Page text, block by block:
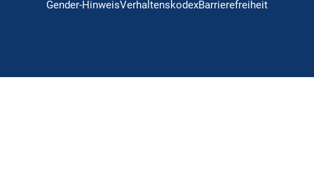
Gender-HinweisVerhaltenskodexBarrierefreiheit